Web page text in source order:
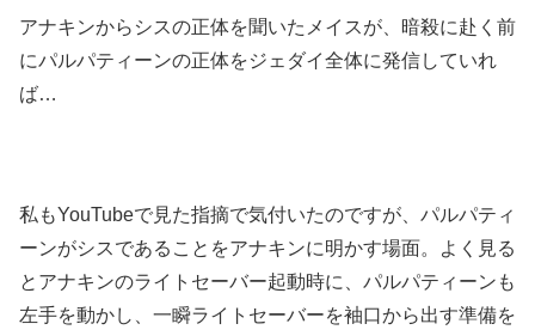
アナキンからシスの正体を聞いたメイスが、暗殺に赴く前
にパルパティーンの正体をジェダイ全体に発信していれ
ば…
私もYouTubeで見た指摘で気付いたのですが、パルパティ
ーンがシスであることをアナキンに明かす場面。よく見る
とアナキンのライトセーバー起動時に、パルパティーンも
左手を動かし、一瞬ライトセーバーを袖口から出す準備を